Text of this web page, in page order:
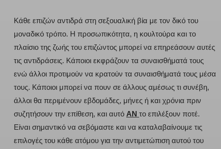
Κάθε επιζών αντιδρά στη σεξουαλική βία με τον δικό του
μοναδικό τρόπο. Η προσωπικότητα, η κουλτούρα και το
πλαίσιο της ζωής του επιζώντος μπορεί να επηρεάσουν αυτές
τις αντιδράσεις. Κάποιοι εκφράζουν τα συναισθήματά τους
ενώ άλλοι προτιμούν να κρατούν τα συναισθήματά τους μέσα
τους. Κάποιοι μπορεί να πουν σε άλλους αμέσως τι συνέβη,
άλλοι θα περιμένουν εβδομάδες, μήνες ή και χρόνια πριν
συζητήσουν την επίθεση, και αυτό ΑΝ το επιλέξουν ποτέ.
Είναι σημαντικό να σεβόμαστε και να καταλαβαίνουμε τις
επιλογές του κάθε ατόμου για την αντιμετώπιση αυτού του